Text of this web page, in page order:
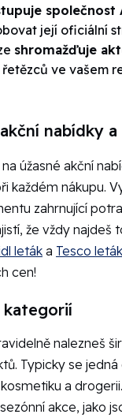
společnost
její oficiální
shromažďuje
ve vašem
nabídky a
úžasné akční
každém nákupu.
zahrnující
že vždy najdeš
leták a Tesco leták
cen!
kategorií
nalezneš
Typicky se
a
akce, jako